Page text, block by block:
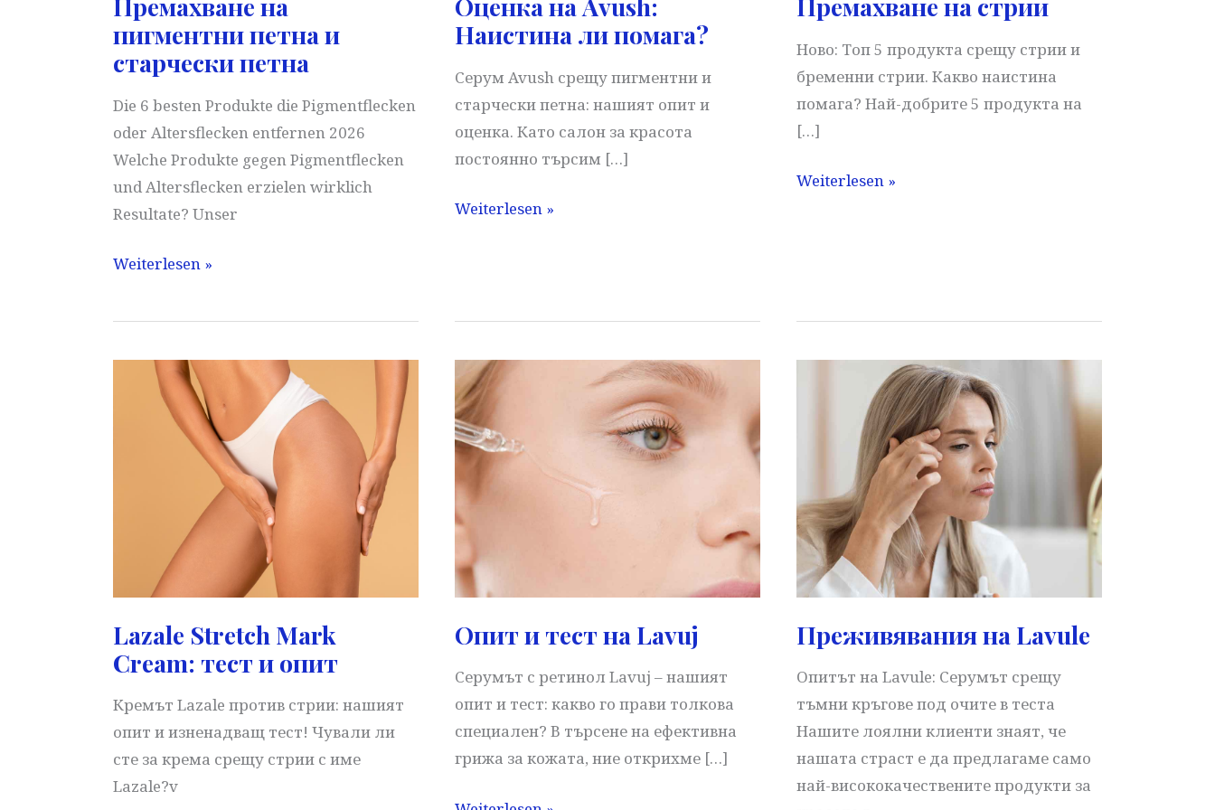
пигментни петна и
старчески петна
Die 6 besten Produkte die Pigmentflecken
oder Altersflecken entfernen 2026
Welche Produkte gegen Pigmentflecken
und Altersflecken erzielen wirklich
Resultate? Unser
Премахване
пигментни
старчески
Weiterlesen »
Наистина ли помага?
Серум Avush срещу пигментни и
старчески петна: нашият опит и
оценка. Като салон за красота
постоянно търсим […]
Оценка
ли
Weiterlesen »
Ново: Топ 5 продукта срещу стрии и
бременни стрии. Какво наистина
помага? Най-добрите 5 продукта на
[…]
Премахване
Weiterlesen »
Lazale Stretch Mark
Cream: тест и опит
Кремът Lazale против стрии: нашият
опит и изненадващ тест! Чували ли
сте за крема срещу стрии с име
Lazale?v
Опит и тест на Lavuj
Серумът с ретинол Lavuj – нашият
опит и тест: какво го прави толкова
специален? В търсене на ефективна
грижа за кожата, ние открихме […]
Преживявания на Lavule
Опитът на Lavule: Серумът срещу
тъмни кръгове под очите в теста
Нашите лоялни клиенти знаят, че
нашата страст е да предлагаме само
най-висококачествените продукти за